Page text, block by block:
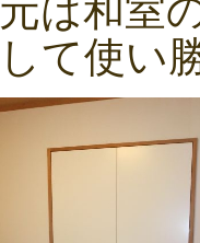
元は和室
して使い